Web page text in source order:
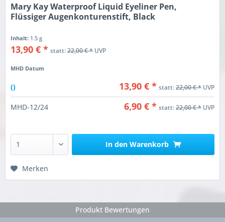
Mary Kay Waterproof Liquid Eyeliner Pen,
Flüssiger Augenkonturenstift, Black
Inhalt: 1.5 g
13,90 € * statt:22,00 € *UVP
MHD Datum
() 13,90 € * statt:22,00 € * UVP
MHD-12/24 6,90 € * statt:22,00 € * UVP
In den Warenkorb
Merken
Produkt Bewertungen